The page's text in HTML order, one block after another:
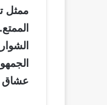
ممثل
عشاق